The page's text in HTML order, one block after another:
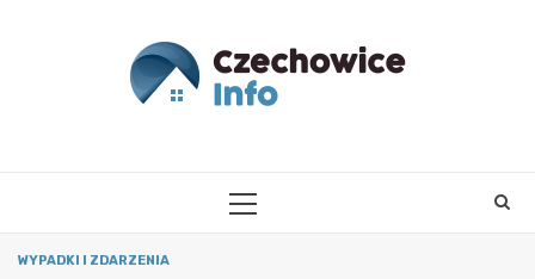
PRIMARY
WYPADKI I ZDARZENIA